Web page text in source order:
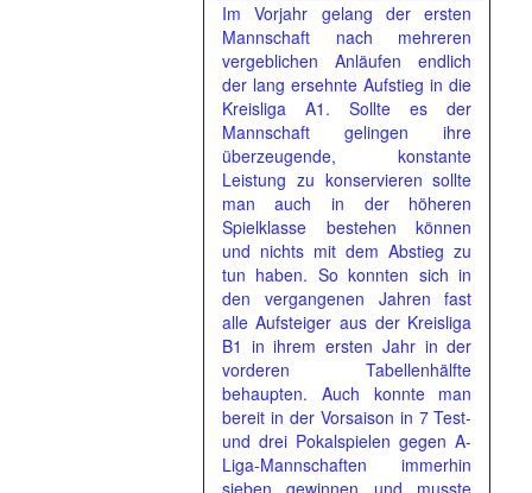
Im Vorjahr gelang der ersten
Mannschaft nach mehreren
vergeblichen Anläufen endlich
der lang ersehnte Aufstieg in die
Kreisliga A1. Sollte es der
Mannschaft gelingen ihre
überzeugende, konstante
Leistung zu konservieren sollte
man auch in der höheren
Spielklasse bestehen können
und nichts mit dem Abstieg zu
tun haben. So konnten sich in
den vergangenen Jahren fast
alle Aufsteiger aus der Kreisliga
B1 in ihrem ersten Jahr in der
vorderen Tabellenhälfte
behaupten. Auch konnte man
bereit in der Vorsaison in 7 Test-
und drei Pokalspielen gegen A-
Liga-Mannschaften immerhin
sieben gewinnen und musste